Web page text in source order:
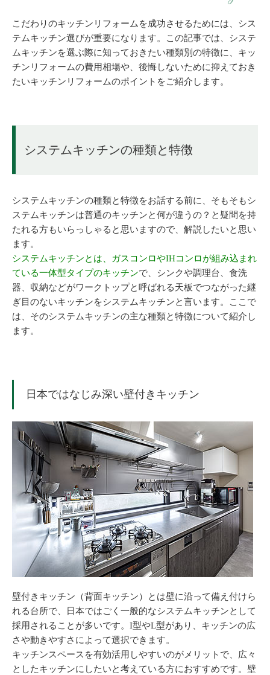
こだわりのキッチンリフォームを成功させるためには、シス
テムキッチン選びが重要になります。この記事では、システ
ムキッチンを選ぶ際に知っておきたい種類別の特徴に、キッ
チンリフォームの費用相場や、後悔しないために抑えておき
たいキッチンリフォームのポイントをご紹介します。
システムキッチンの種類と特徴
システムキッチンの種類と特徴をお話する前に、そもそもシ
ステムキッチンは普通のキッチンと何が違うの？と疑問を持
たれる方もいらっしゃると思いますので、解説したいと思い
ます。
システムキッチンとは、ガスコンロやIHコンロが組み込まれ
ている一体型タイプのキッチンで、シンクや調理台、食洗
器、収納などがワークトップと呼ばれる天板でつながった継
ぎ目のないキッチンをシステムキッチンと言います。ここで
は、そのシステムキッチンの主な種類と特徴について紹介し
ます。
日本ではなじみ深い壁付きキッチン
壁付きキッチン（背面キッチン）とは壁に沿って備え付けら
れる台所で、日本ではごく一般的なシステムキッチンとして
採用されることが多いです。I型やL型があり、キッチンの広
さや動きやすさによって選択できます。
キッチンスペースを有効活用しやすいのがメリットで、広々
としたキッチンにしたいと考えている方におすすめです。壁